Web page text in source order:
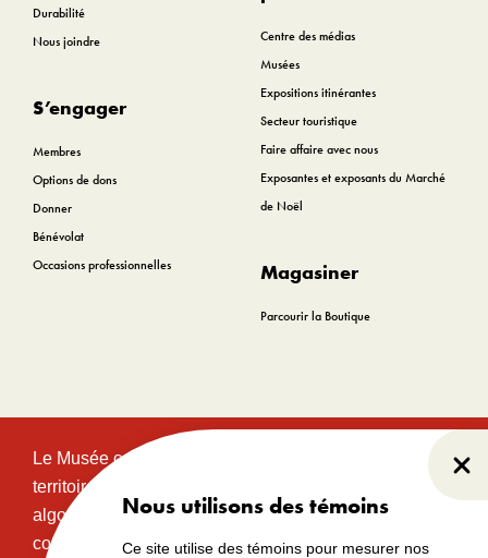
Nous utilisons des témoins
Ce site utilise des témoins pour mesurer nos
Durabilité
Nous joindre
S’engager
Membres
Options de dons
Donner
Bénévolat
Occasions professionnelles
Centre des médias
Musées
Expositions itinérantes
Secteur touristique
Faire affaire avec nous
Exposantes et exposants du Marché
de Noël
Magasiner
Parcourir la Boutique
Le Musée canadien de l’histoire est situé sur le
territoire traditionnel et non cédé des communautés
algonquines Anishinabeg. Ce territoire a eu et
continue d’avoir une grande importance historique,